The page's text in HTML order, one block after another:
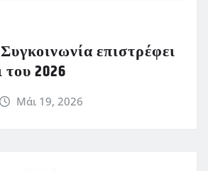
επιστρέφει
2026
Μάι 19, 2026